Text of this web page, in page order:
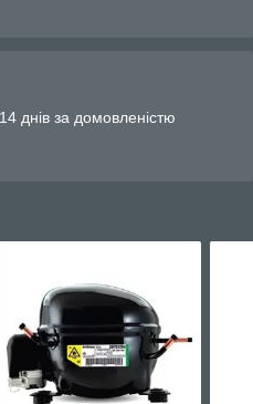
днів за домовленістю